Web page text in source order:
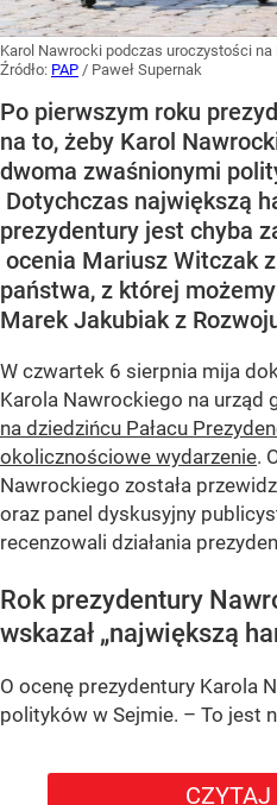
Karol Nawrocki podczas uroczystości
Źródło: PAP / Paweł Supernak
Po pierwszym roku
na to, żeby Karol
dwoma zwaśnionymi
Dotychczas największą
prezydentury jest chyba
ocenia Mariusz Witczak
państwa, z której
Marek Jakubiak z
W czwartek 6 sierpnia mija
Karola Nawrockiego na urząd
na dziedzińcu Pałacu
okolicznościowe wydarzenie.
Nawrockiego została
oraz panel dyskusyjny
recenzowali działania
Rok prezydentury
wskazał „największą
O ocenę prezydentury Karola
polityków w Sejmie. – To jest